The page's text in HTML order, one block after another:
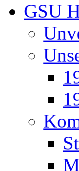
GSU